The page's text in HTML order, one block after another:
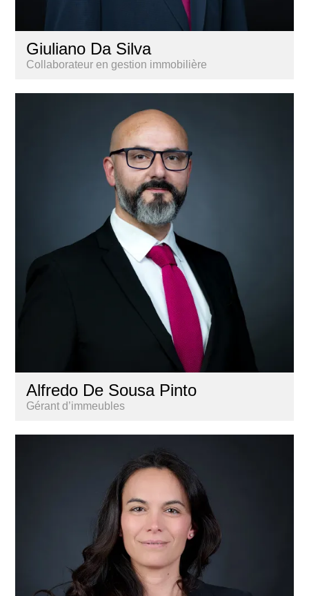
Giuliano Da Silva
Collaborateur en gestion immobilière
Alfredo De Sousa Pinto
Gérant d’immeubles